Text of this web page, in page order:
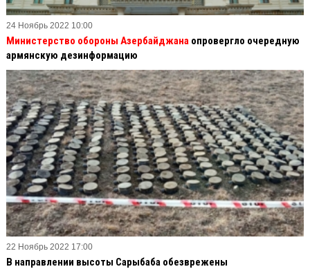
24 Ноябрь 2022 10:00
Министерство обороны Азербайджана опровергло очередную
армянскую дезинформацию
22 Ноябрь 2022 17:00
В направлении высоты Сарыбаба обезврежены